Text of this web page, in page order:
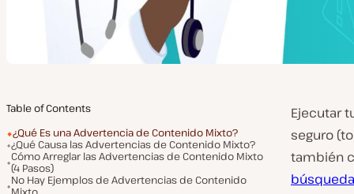
Table of Contents
¿Qué Es una Advertencia de Contenido Mixto?
¿Qué Causa las Advertencias de Contenido Mixto?
Cómo Arreglar las Advertencias de Contenido Mixto
(4 Pasos)
No Hay Ejemplos de Advertencias de Contenido
Ejecutar
seguro
también
búsqueda